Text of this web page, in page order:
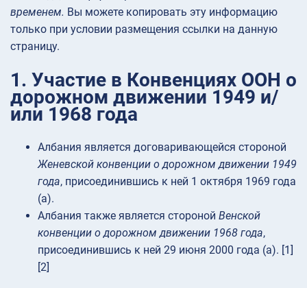
временем. Вы можете копировать эту информацию
только при условии размещения ссылки на данную
страницу.
1. Участие в Конвенциях ООН о
дорожном движении 1949 и/
или 1968 года
Албания является договаривающейся стороной
Женевской конвенции о дорожном движении 1949
года, присоединившись к ней 1 октября 1969 года
(a).
Албания также является стороной Венской
конвенции о дорожном движении 1968 года,
присоединившись к ней 29 июня 2000 года (a). [1]
[2]